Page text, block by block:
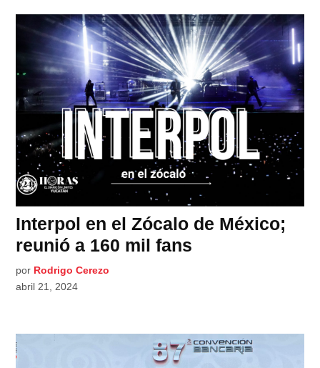
Interpol en el Zócalo de México;
reunió a 160 mil fans
por Rodrigo Cerezo
abril 21, 2024